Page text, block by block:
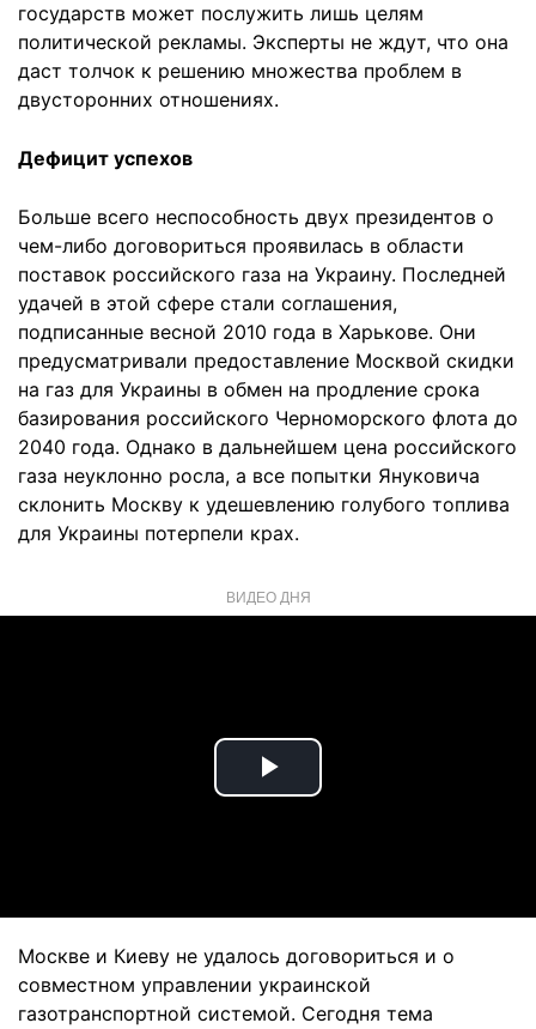
государств может послужить лишь целям
политической рекламы. Эксперты не ждут, что она
даст толчок к решению множества проблем в
двусторонних отношениях.
Дефицит успехов
Больше всего неспособность двух президентов о
чем-либо договориться проявилась в области
поставок российского газа на Украину. Последней
удачей в этой сфере стали соглашения,
подписанные весной 2010 года в Харькове. Они
предусматривали предоставление Москвой скидки
на газ для Украины в обмен на продление срока
базирования российского Черноморского флота до
2040 года. Однако в дальнейшем цена российского
газа неуклонно росла, а все попытки Януковича
склонить Москву к удешевлению голубого топлива
для Украины потерпели крах.
ВИДЕО ДНЯ
Play
Москве и Киеву не удалось договориться и о
совместном управлении украинской
газотранспортной системой. Сегодня тема